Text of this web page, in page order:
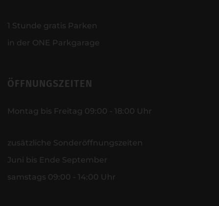
1 Stunde gratis Parken
in der ONE Parkgarage
ÖFFNUNGSZEITEN
Montag bis Freitag 09:00 - 18:00 Uhr
zusätzliche Sonderöffnungszeiten
Juni bis Ende September
samstags 09:00 - 14:00 Uhr